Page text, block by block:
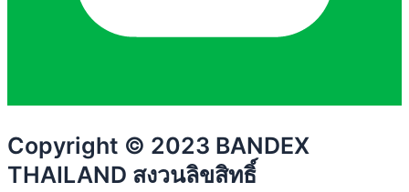
Copyright © 2023 BANDEX
THAILAND สงวนลิขสิทธิ์